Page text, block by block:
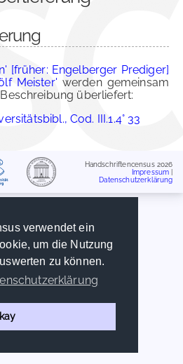
verwendet ein
um die Nutzung
zu können.
[früher: Engelberger Prediger]
Meister' werden gemeinsam
überliefert:
Cod. III.1.4° 33
Handschriftencensus 2026
Impressum
Datenschutzerklärung